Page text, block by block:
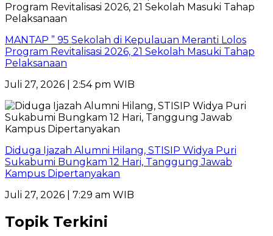
MANTAP ” 95 Sekolah di Kepulauan Meranti Lolos
Program Revitalisasi 2026, 21 Sekolah Masuki Tahap
Pelaksanaan
Juli 27, 2026 | 2:54 pm WIB
Diduga Ijazah Alumni Hilang, STISIP Widya Puri
Sukabumi Bungkam 12 Hari, Tanggung Jawab
Kampus Dipertanyakan
Juli 27, 2026 | 7:29 am WIB
Topik Terkini